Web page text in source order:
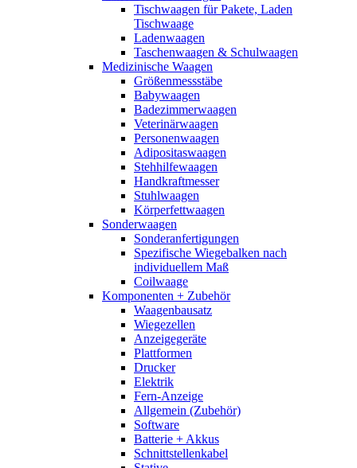
Tischwaagen für Pakete, Laden
Tischwaage
Ladenwaagen
Taschenwaagen & Schulwaagen
Medizinische Waagen
Größenmessstäbe
Babywaagen
Badezimmerwaagen
Veterinärwaagen
Personenwaagen
Adipositaswaagen
Stehhilfewaagen
Handkraftmesser
Stuhlwaagen
Körperfettwaagen
Sonderwaagen
Sonderanfertigungen
Spezifische Wiegebalken nach
individuellem Maß
Coilwaage
Komponenten + Zubehör
Waagenbausatz
Wiegezellen
Anzeigegeräte
Plattformen
Drucker
Elektrik
Fern-Anzeige
Allgemein (Zubehör)
Software
Batterie + Akkus
Schnittstellenkabel